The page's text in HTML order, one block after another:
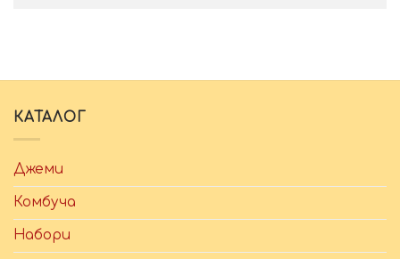
КАТАЛОГ
Джеми
Комбуча
Набори